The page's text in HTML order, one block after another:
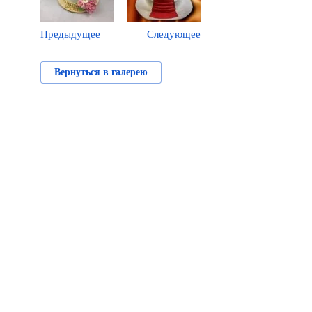
Предыдущее Следующее
Вернуться в галерею